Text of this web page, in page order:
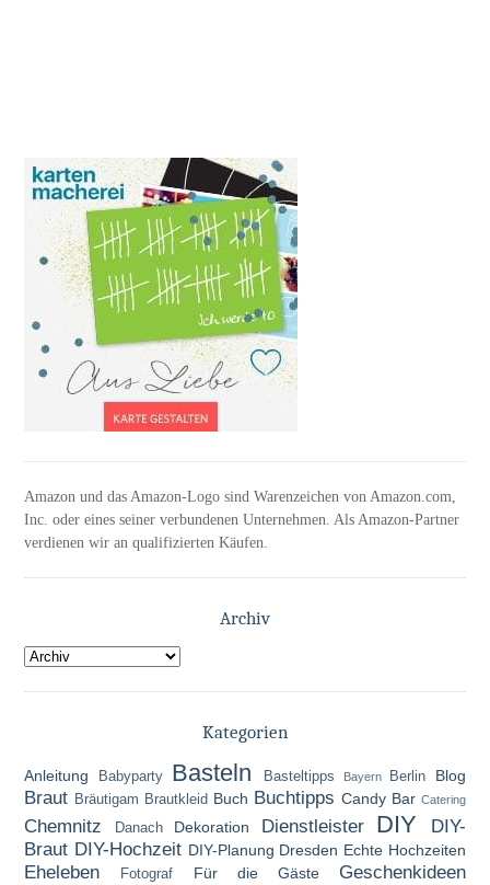
Amazon und das Amazon-Logo sind Warenzeichen von Amazon.com,
Inc. oder eines seiner verbundenen Unternehmen. Als Amazon-Partner
verdienen wir an qualifizierten Käufen.
Archiv
Kategorien
Anleitung Babyparty Basteln Basteltipps Bayern Berlin Blog
Braut Bräutigam Brautkleid Buch Buchtipps Candy Bar Catering
Chemnitz Danach Dekoration Dienstleister DIY
DIY-
Braut DIY-Hochzeit DIY-Planung Dresden Echte Hochzeiten
Eheleben Fotograf Für die Gäste Geschenkideen